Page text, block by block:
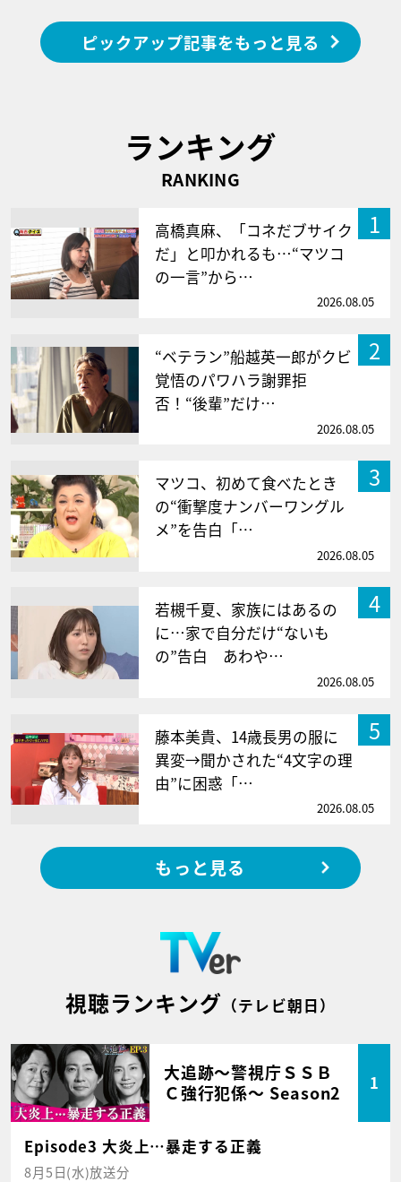
ピックアップ記事をもっと見る
ランキング
RANKING
1
高橋真麻、「コネだブサイク
だ」と叩かれるも…“マツコ
の一言”から…
2026.08.05
2
“ベテラン”船越英一郎がクビ
覚悟のパワハラ謝罪拒
否！“後輩”だけ…
2026.08.05
3
マツコ、初めて食べたとき
の“衝撃度ナンバーワングル
メ”を告白「…
2026.08.05
4
若槻千夏、家族にはあるの
に…家で自分だけ“ないも
の”告白 あわや…
2026.08.05
5
藤本美貴、14歳長男の服に
異変→聞かされた“4文字の理
由”に困惑「…
2026.08.05
もっと見る
視聴ランキング （テレビ朝日）
大追跡～警視庁ＳＳＢ
Ｃ強行犯係～ Season2
1
Episode3 大炎上…暴走する正義
8月5日(水)放送分